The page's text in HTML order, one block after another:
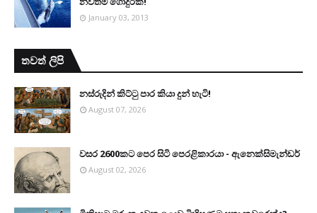
January 03, 2013
තවත් ලිපි
නස්රුදින් කිට්ටු පාර කියා දුන් හැටි!
August 07, 2026
වසර 2600කට පෙර සිටි පෙරළිකාරයා - ඇනෙක්සිමැන්ඩර්
August 02, 2026